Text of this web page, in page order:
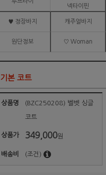
넥타이핀
♥ 정장바지 캐주얼바지
원단정보 ♡ Woman
기본 코트
상품명 (BZC250208) 벨벳 싱글
코트
상품가 349,000원
배송비 (조건)